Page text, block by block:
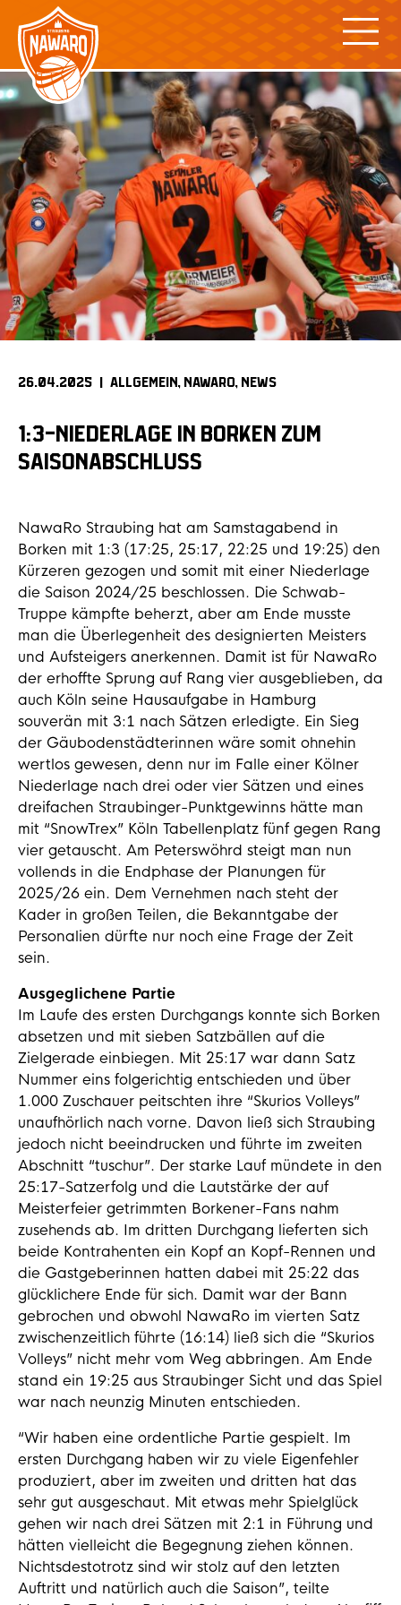
content
26.04.2025 | ALLGEMEIN NAWARO NEWS
1:3-NIEDERLAGE IN BORKEN ZUM
SAISONABSCHLUSS
NawaRo Straubing hat am Samstagabend in
Borken mit 1:3 (17:25, 25:17, 22:25 und 19:25) den
Kürzeren gezogen und somit mit einer Niederlage
die Saison 2024/25 beschlossen. Die Schwab-
Truppe kämpfte beherzt, aber am Ende musste
man die Überlegenheit des designierten Meisters
und Aufsteigers anerkennen. Damit ist für NawaRo
der erhoffte Sprung auf Rang vier ausgeblieben, da
auch Köln seine Hausaufgabe in Hamburg
souverän mit 3:1 nach Sätzen erledigte. Ein Sieg
der Gäubodenstädterinnen wäre somit ohnehin
wertlos gewesen, denn nur im Falle einer Kölner
Niederlage nach drei oder vier Sätzen und eines
dreifachen Straubinger-Punktgewinns hätte man
mit “SnowTrex” Köln Tabellenplatz fünf gegen Rang
vier getauscht. Am Peterswöhrd steigt man nun
vollends in die Endphase der Planungen für
2025/26 ein. Dem Vernehmen nach steht der
Kader in großen Teilen, die Bekanntgabe der
Personalien dürfte nur noch eine Frage der Zeit
sein.
Ausgeglichene Partie
Im Laufe des ersten Durchgangs konnte sich Borken
absetzen und mit sieben Satzbällen auf die
Zielgerade einbiegen. Mit 25:17 war dann Satz
Nummer eins folgerichtig entschieden und über
1.000 Zuschauer peitschten ihre “Skurios Volleys”
unaufhörlich nach vorne. Davon ließ sich Straubing
jedoch nicht beeindrucken und führte im zweiten
Abschnitt “tuschur”. Der starke Lauf mündete in den
25:17-Satzerfolg und die Lautstärke der auf
Meisterfeier getrimmten Borkener-Fans nahm
zusehends ab. Im dritten Durchgang lieferten sich
beide Kontrahenten ein Kopf an Kopf-Rennen und
die Gastgeberinnen hatten dabei mit 25:22 das
glücklichere Ende für sich. Damit war der Bann
gebrochen und obwohl NawaRo im vierten Satz
zwischenzeitlich führte (16:14) ließ sich die “Skurios
Volleys” nicht mehr vom Weg abbringen. Am Ende
stand ein 19:25 aus Straubinger Sicht und das Spiel
war nach neunzig Minuten entschieden.
“Wir haben eine ordentliche Partie gespielt. Im
ersten Durchgang haben wir zu viele Eigenfehler
produziert, aber im zweiten und dritten hat das
sehr gut ausgeschaut. Mit etwas mehr Spielglück
gehen wir nach drei Sätzen mit 2:1 in Führung und
hätten vielleicht die Begegnung ziehen können.
Nichtsdestotrotz sind wir stolz auf den letzten
Auftritt und natürlich auch die Saison”, teilte